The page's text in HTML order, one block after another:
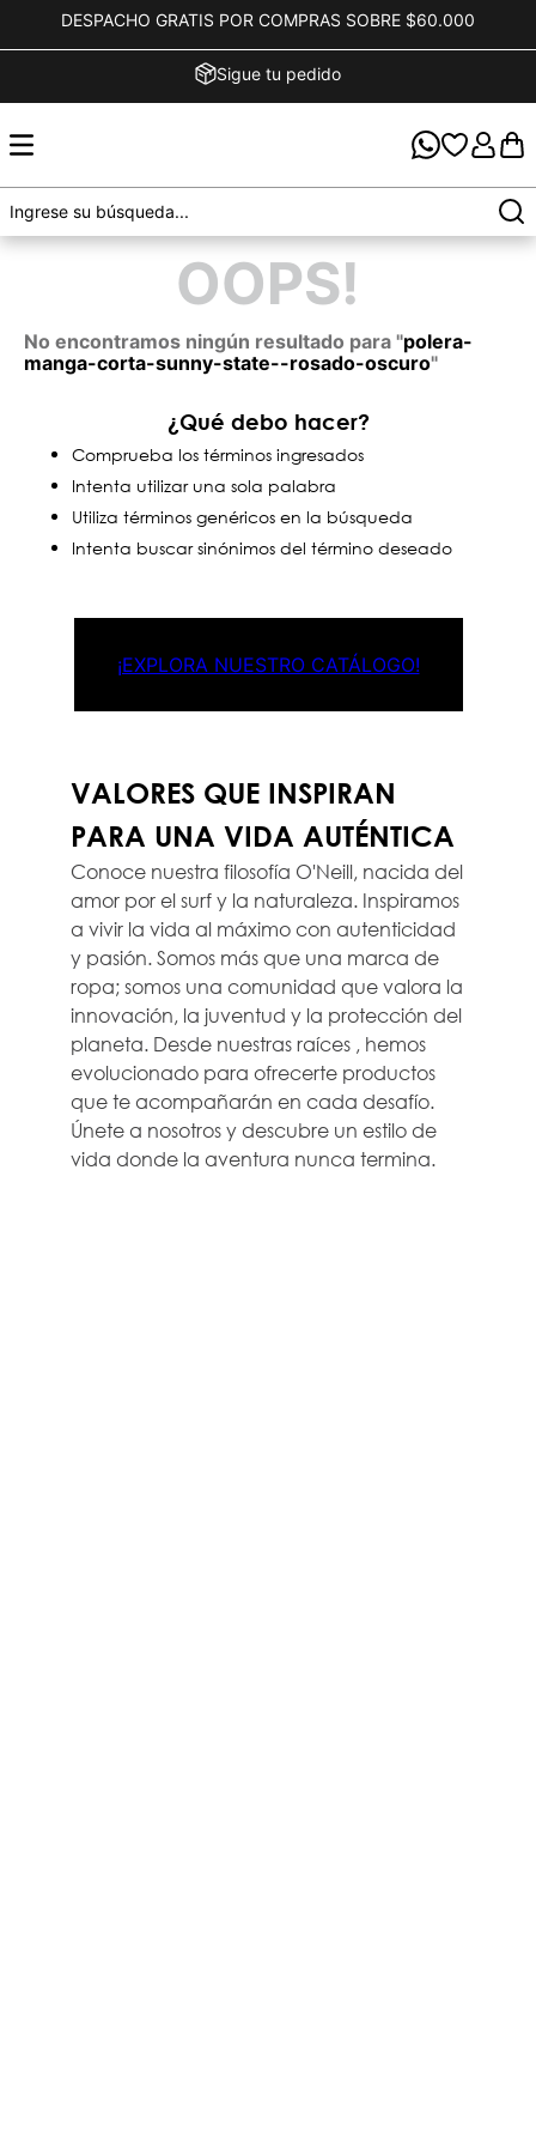
DESPACHO GRATIS POR COMPRAS SOBRE $60.000
Sigue tu pedido
OOPS!
No encontramos ningún resultado para "polera-
manga-corta-sunny-state--rosado-oscuro"
¿Qué debo hacer?
Comprueba los términos ingresados
Intenta utilizar una sola palabra
Utiliza términos genéricos en la búsqueda
Intenta buscar sinónimos del término deseado
¡EXPLORA NUESTRO CATÁLOGO!
VALORES QUE INSPIRAN
PARA UNA VIDA AUTÉNTICA
Conoce nuestra filosofía O'Neill, nacida del
amor por el surf y la naturaleza. Inspiramos
a vivir la vida al máximo con autenticidad
y pasión. Somos más que una marca de
ropa; somos una comunidad que valora la
innovación, la juventud y la protección del
planeta. Desde nuestras raíces , hemos
evolucionado para ofrecerte productos
que te acompañarán en cada desafío.
Únete a nosotros y descubre un estilo de
vida donde la aventura nunca termina.